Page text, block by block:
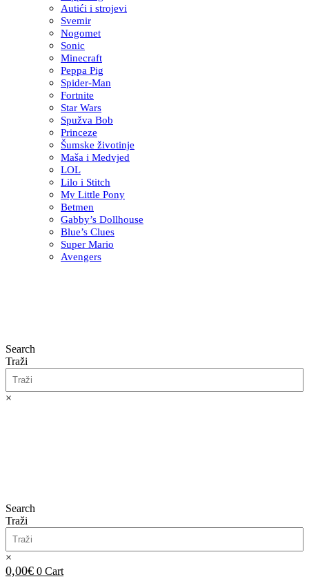
Autići i strojevi
Svemir
Nogomet
Sonic
Minecraft
Peppa Pig
Spider-Man
Fortnite
Star Wars
Spužva Bob
Princeze
Šumske životinje
Maša i Medvjed
LOL
Lilo i Stitch
My Little Pony
Betmen
Gabby’s Dollhouse
Blue’s Clues
Super Mario
Avengers
Search
Traži
×
Search
Traži
×
0,00€ 0 Cart